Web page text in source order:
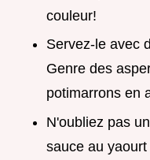
couleur!
Servez-le avec
Genre des
potimarrons en
N'oubliez pas
sauce au